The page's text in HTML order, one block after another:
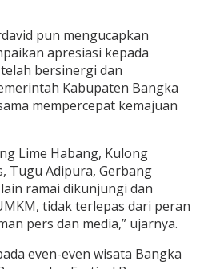
pun mengucapkan
apresiasi kepada
bersinergi dan
Kabupaten Bangka
mempercepat kemajuan
Lime Habang, Kulong
Tugu Adipura, Gerbang
ramai dikunjungi dan
tidak terlepas dari peran
pers dan media,” ujarnya.
even-even wisata Bangka